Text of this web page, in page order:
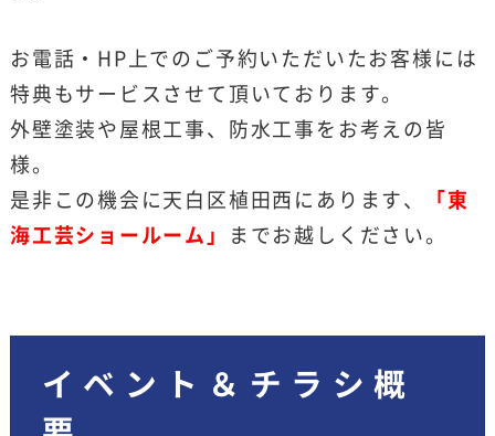
お電話・HP上でのご予約いただいたお客様には
特典もサービスさせて頂いております。
外壁塗装や屋根工事、防水工事をお考えの皆
様。
是非この機会に天白区植田西にあります、
「東
海工芸ショールーム」
までお越しください。
イベント＆チラシ概